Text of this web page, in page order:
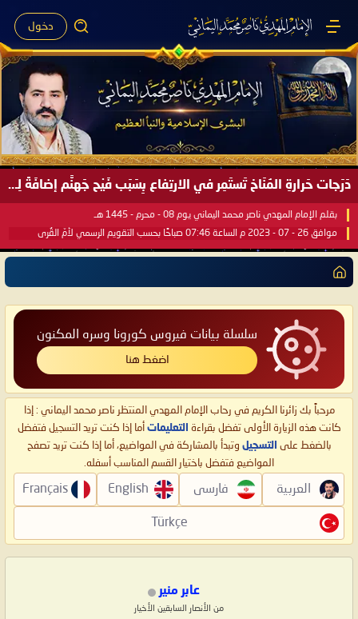
دخول
دَرَجات حَرارةِ المُنَاخ تَستَمِر في الارتِفاع بِسَبَب فَيْح جَهنَّم إضافَةً لِحرارةِ الشَّمس في مُحكَم القُرآن العَظيم ..
بقلم الإمام المهدي ناصر محمد اليماني يوم 08 - محرم - 1445 هـ
موافق 26 - 07 - 2023 م الساعة 07:46 صباحًا بحسب التقويم الرسمي لأمّ القُرى
سلسلة بيانات فيروس كورونا وسره المكنون
اضغط هنا
مرحباً بك زائرنا الكريم في رحاب الإمام المهدي المنتظر ناصر محمد اليماني : إذا
كانت هذه الزيارة الأولى تفضل بقراءة التعليمات أما إذا كنت تريد التسجيل فتفضل
بالضغط على التسجيل وتبدأ بالمشاركة في المواضيع، أما إذا كنت تريد تصفح
المواضيع فتفضل باختيار القسم المناسب أسفله.
العربية فارسی English
Français
Türkçe
عابر منير
من الأنصار السابقين الأخيار